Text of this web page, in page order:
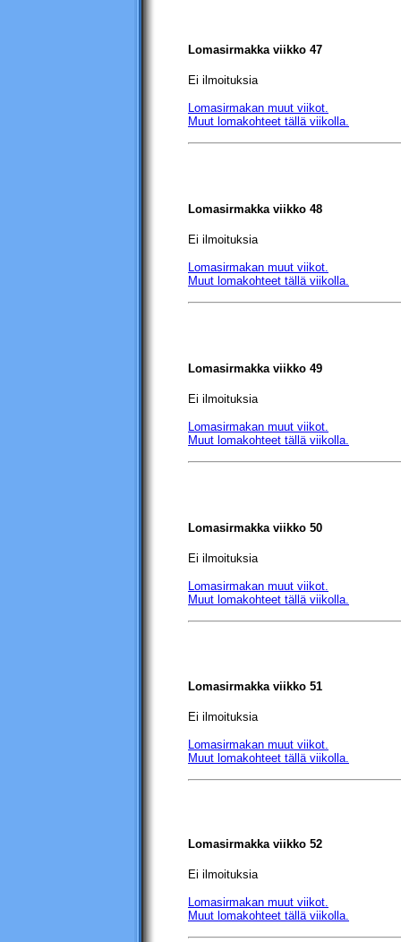
Lomasirmakka viikko 47
Ei ilmoituksia
Lomasirmakan muut viikot.
Muut lomakohteet tällä viikolla.
Lomasirmakka viikko 48
Ei ilmoituksia
Lomasirmakan muut viikot.
Muut lomakohteet tällä viikolla.
Lomasirmakka viikko 49
Ei ilmoituksia
Lomasirmakan muut viikot.
Muut lomakohteet tällä viikolla.
Lomasirmakka viikko 50
Ei ilmoituksia
Lomasirmakan muut viikot.
Muut lomakohteet tällä viikolla.
Lomasirmakka viikko 51
Ei ilmoituksia
Lomasirmakan muut viikot.
Muut lomakohteet tällä viikolla.
Lomasirmakka viikko 52
Ei ilmoituksia
Lomasirmakan muut viikot.
Muut lomakohteet tällä viikolla.